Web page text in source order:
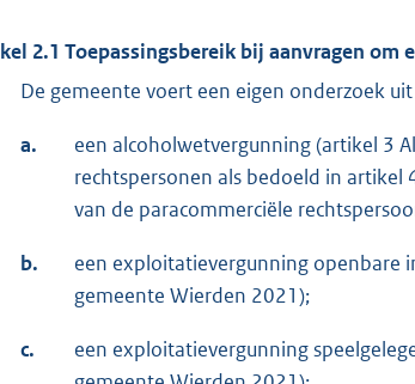
2.1 Toepassingsbereik bij aanvragen om
De gemeente voert een eigen onderzoek
a.
een alcoholwetvergunning (artikel 3
rechtspersonen als bedoeld in
van de paracommerciële
b.
een exploitatievergunning openbare
gemeente Wierden 2021);
c.
een exploitatievergunning